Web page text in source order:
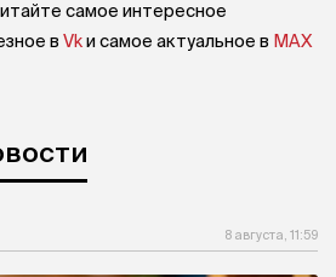
самое интересное
в Vkи самое актуальное в MAX
8 августа, 11:59